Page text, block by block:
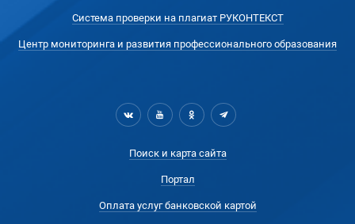
Система проверки на плагиат РУКОНТЕКСТ
Центр мониторинга и развития профессионального образования
Поиск и карта сайта
Портал
Оплата услуг банковской картой